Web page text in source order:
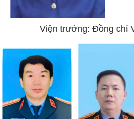
Viện trưởng: Đồng chí